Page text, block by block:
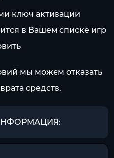
ключ активации
в Вашем списке игр
мы можем отказать
средств.